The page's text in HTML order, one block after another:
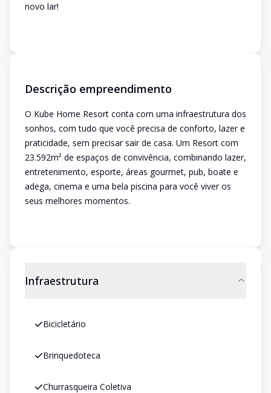
novo lar!
Descrição empreendimento
O Kube Home Resort conta com uma infraestrutura dos
sonhos, com tudo que você precisa de conforto, lazer e
praticidade, sem precisar sair de casa. Um Resort com
23.592m² de espaços de convivência, combinando lazer,
entretenimento, esporte, áreas gourmet, pub, boate e
adega, cinema e uma bela piscina para você viver os
seus melhores momentos.
Infraestrutura
Bicicletário
Brinquedoteca
Churrasqueira Coletiva